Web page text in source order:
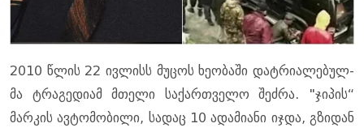
2010 წლის 22 ივ­ლისს მუ­ცოს ხე­ო­ბა­ში დატ­რი­ა­ლე­ბულ­
მა ტრა­გე­დი­ამ მთე­ლი სა­ქარ­თვე­ლო შეძ­რა. "ჯი­პის“
მარ­კის ავ­ტო­მო­ბი­ლი, სა­დაც 10 ადა­მი­ა­ნი იჯდა, გზი­დან